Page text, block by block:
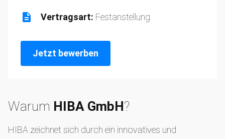
Vertragsart: Festanstellung
Jetzt bewerben
Warum HIBA GmbH?
HIBA zeichnet sich durch ein innovatives und